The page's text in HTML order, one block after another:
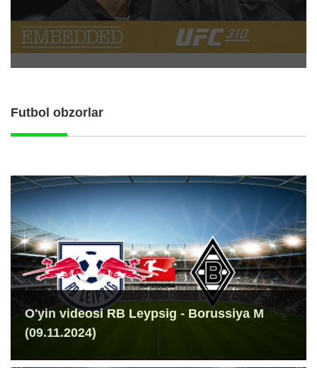
Futbol obzorlar
O'yin videosi RB Leypsig - Borussiya M
(09.11.2024)